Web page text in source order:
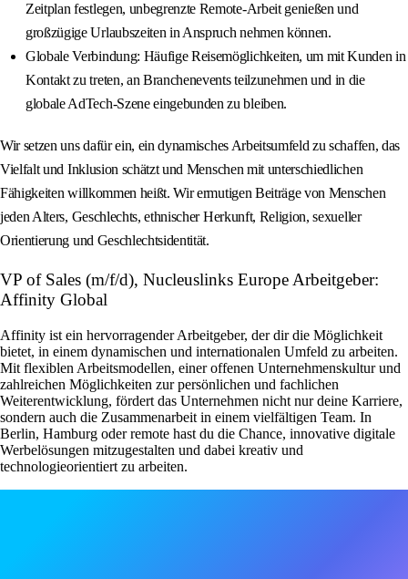
Zeitplan festlegen, unbegrenzte Remote-Arbeit genießen und
großzügige Urlaubszeiten in Anspruch nehmen können.
Globale Verbindung: Häufige Reisemöglichkeiten, um mit Kunden in
Kontakt zu treten, an Branchenevents teilzunehmen und in die
globale AdTech-Szene eingebunden zu bleiben.
Wir setzen uns dafür ein, ein dynamisches Arbeitsumfeld zu schaffen, das
Vielfalt und Inklusion schätzt und Menschen mit unterschiedlichen
Fähigkeiten willkommen heißt. Wir ermutigen Beiträge von Menschen
jeden Alters, Geschlechts, ethnischer Herkunft, Religion, sexueller
Orientierung und Geschlechtsidentität.
VP of Sales (m/f/d), Nucleuslinks Europe Arbeitgeber:
Affinity Global
Affinity ist ein hervorragender Arbeitgeber, der dir die Möglichkeit
bietet, in einem dynamischen und internationalen Umfeld zu arbeiten.
Mit flexiblen Arbeitsmodellen, einer offenen Unternehmenskultur und
zahlreichen Möglichkeiten zur persönlichen und fachlichen
Weiterentwicklung, fördert das Unternehmen nicht nur deine Karriere,
sondern auch die Zusammenarbeit in einem vielfältigen Team. In
Berlin, Hamburg oder remote hast du die Chance, innovative digitale
Werbelösungen mitzugestalten und dabei kreativ und
technologieorientiert zu arbeiten.